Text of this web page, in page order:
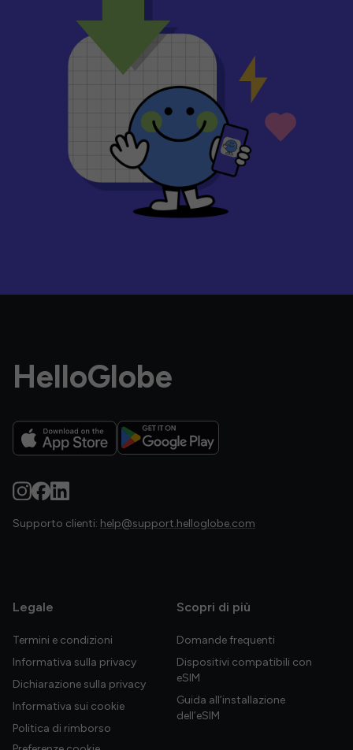
HelloGlobe
Supporto clienti: help@support.helloglobe.com
Legale
Termini e condizioni
Informativa sulla privacy
Dichiarazione sulla privacy
Informativa sui cookie
Politica di rimborso
Scopri di più
Domande frequenti
Dispositivi compatibili con
eSIM
Guida all’installazione
dell’eSIM